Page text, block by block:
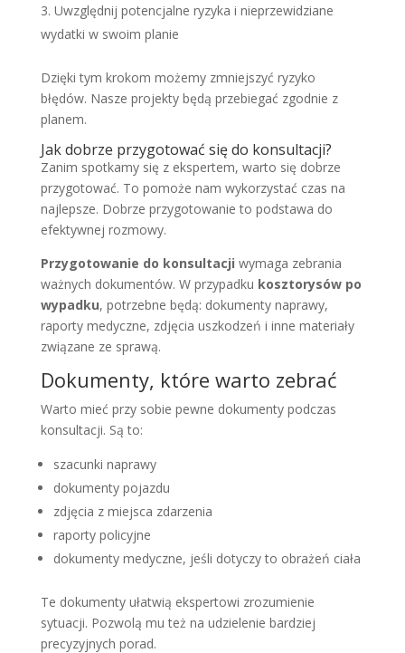
Uwzględnij potencjalne ryzyka i nieprzewidziane
wydatki w swoim planie
Dzięki tym krokom możemy zmniejszyć ryzyko
błędów. Nasze projekty będą przebiegać zgodnie z
planem.
Jak dobrze przygotować się do konsultacji?
Zanim spotkamy się z ekspertem, warto się dobrze
przygotować. To pomoże nam wykorzystać czas na
najlepsze. Dobrze przygotowanie to podstawa do
efektywnej rozmowy.
Przygotowanie do konsultacji wymaga zebrania
ważnych dokumentów. W przypadku kosztorysów po
wypadku, potrzebne będą: dokumenty naprawy,
raporty medyczne, zdjęcia uszkodzeń i inne materiały
związane ze sprawą.
Dokumenty, które warto zebrać
Warto mieć przy sobie pewne dokumenty podczas
konsultacji. Są to:
szacunki naprawy
dokumenty pojazdu
zdjęcia z miejsca zdarzenia
raporty policyjne
dokumenty medyczne, jeśli dotyczy to obrażeń ciała
Te dokumenty ułatwią ekspertowi zrozumienie
sytuacji. Pozwolą mu też na udzielenie bardziej
precyzyjnych porad.